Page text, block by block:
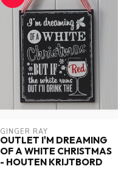
GINGER RAY
OUTLET I'M DREAMING
OF A WHITE CHRISTMAS
- HOUTEN KRIJTBORD